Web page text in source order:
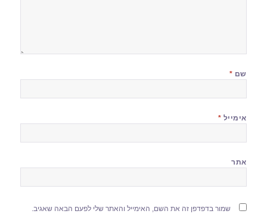
שם *
אימייל *
אתר
שמור בדפדפן זה את השם, האימייל והאתר שלי לפעם הבאה שאגיב.